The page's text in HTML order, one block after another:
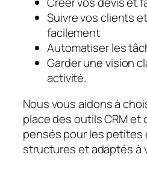
Suivre vos clients
facilement
Automatiser les
Garder une vision
activité.
Nous vous aidons à
place des outils CRM et
pensés pour les petites
structures et adaptés à